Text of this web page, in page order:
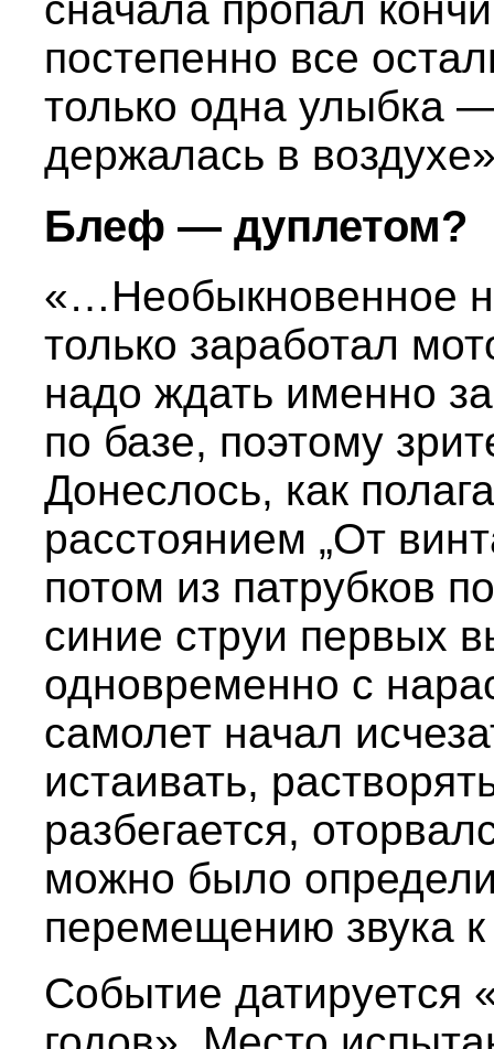
постепенно все
только одна улыбка
держалась в
Блеф — дуплетом?
«…Необыкновенное
только заработал
надо ждать именно
по базе, поэтому
Донеслось, как
расстоянием „От
потом из патрубков
синие струи первых
одновременно с
самолет начал
истаивать,
разбегается,
можно было
перемещению звука
Событие датируется